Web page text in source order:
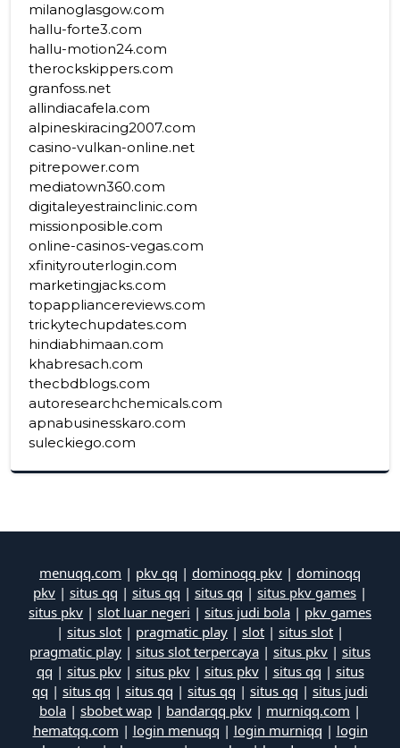
milanoglasgow.com
hallu-forte3.com
hallu-motion24.com
therockskippers.com
granfoss.net
allindiacafela.com
alpineskiracing2007.com
casino-vulkan-online.net
pitrepower.com
mediatown360.com
digitaleyestrainclinic.com
missionposible.com
online-casinos-vegas.com
xfinityrouterlogin.com
marketingjacks.com
topappliancereviews.com
trickytechupdates.com
hindiabhimaan.com
khabresach.com
thecbdblogs.com
autoresearchchemicals.com
apnabusinesskaro.com
suleckiego.com
menuqq.com | pkv qq | dominoqq pkv | dominoqq
pkv | situs qq | situs qq | situs qq | situs pkv games |
situs pkv | slot luar negeri | situs judi bola | pkv games
| situs slot | pragmatic play | slot | situs slot |
pragmatic play | situs slot terpercaya | situs pkv | situs
qq | situs pkv| situs pkv| situs pkv| situs qq | situs
qq | situs qq | situs qq | situs qq | situs qq | situs judi
bola | sbobet wap | bandarqq pkv | murniqq.com |
hematqq.com | login menuqq | login murniqq | login